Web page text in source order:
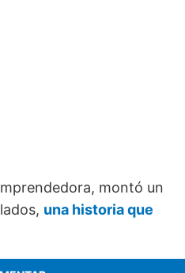
montó un
una historia que